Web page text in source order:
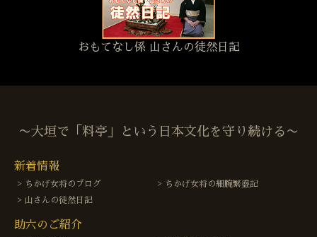
おもてなし係 山さんの徒然日記
〜大垣で「料亭」という日本文化を守り続ける〜
新着情報
ちかげ女将のブログ
ちかげ女将の細腕繁盛記
山さんの徒然日記
助六のご紹介